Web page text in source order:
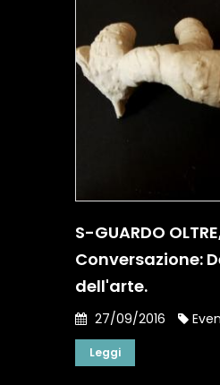
S-GUARDO
Conversazione:
dell'arte.
27/09/2016
Leggi